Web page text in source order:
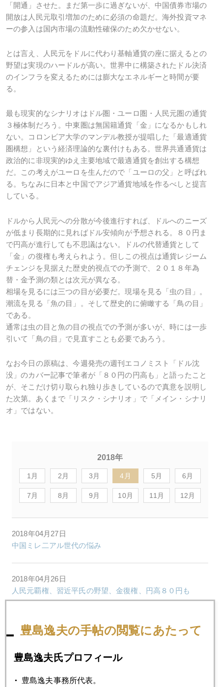
「開通」させた。まだ第一歩に過ぎないが、中国債券市場の
開放は人民元取引増加のために必須の命題だ。海外投資マネ
ーの参入は国内市場の流動性確保のため欠かせない。
とは言え、人民元をドルに代わり基軸通貨の座に据えるとの
野望は実現のハードルが高い。世界中に構築されたドル決済
のインフラを変えるためには膨大なエネルギーと時間が要
る。
最も現実的なシナリオはドル圏・ユーロ圏・人民元圏の通貨
３極体制だろう。中東圏は無国籍通貨「金」になるかもしれ
ない。コロンビア大学のマンデル教授が提唱した「最適通貨
圏構想」という経済理論的な裏付けもある。世界共通通貨は
政治的に非現実的ゆえ主要地域で最適通貨を創出する構想
だ。この考えがユーロを生んだので「ユーロの父」と呼ばれ
る。ちなみに日本と中国でアジア通貨地域を作るべしと提言
している。
ドルから人民元への分散が今後進行すれば、ドルへのニーズ
が低まり長期的に見ればドル安傾向が予想される。８０円ま
で円高が進行しても不思議はない。ドルの代替通貨として
「金」の復権も考えられよう。但しこの視点は通貨レジーム
チェンジを見据えた歴史的視点での予測で、２０１８年為
替・金予測の類とは次元が異なる。
相場を見るには三つの目が必要だ。現場を見る「虫の目」。
潮流を見る「魚の目」。そして歴史的に俯瞰する「鳥の目」
である。
通常は虫の目と魚の目の視点での予測が多いが、時には一歩
引いて「鳥の目」で見直すことも必要であろう。
なお今日の原稿は、今週発売の週刊エコノミスト「ドル沈
没」のカバー記事で筆者が「８０円の円高も」と語ったこと
が、そこだけ切り取られ独り歩きしているので真意を説明し
た次第。あくまで「リスク・シナリオ」で「メイン・シナリ
オ」ではない。
2018年
1月 2月 3月 4月 5月 6月
7月 8月 9月 10月 11月 12月
2018年04月27日
中国ミレ二アル世代の悩み
2018年04月26日
人民元覇権、習近平氏の野望、金復権、円高８０円も
2018年04月25日
３％ショック、日本にも波及
円安の賞味期限は？
豊島逸夫の手帖の閲覧にあたって
豊島逸夫氏プロフィール
豊島逸夫事務所代表。